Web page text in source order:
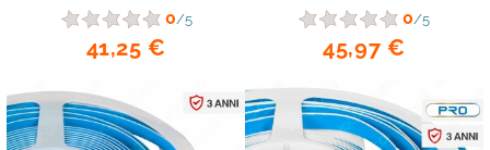
0/5
41,25 €
0/5
45,97 €